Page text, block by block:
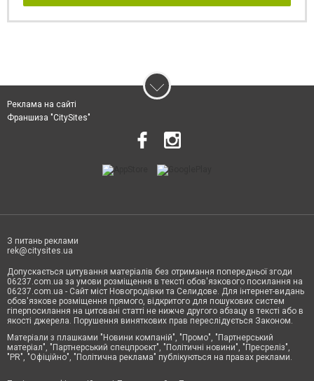
Реклама на сайті
Франшиза "CitySites"
З питань реклами
rek@citysites.ua
Допускається цитування матеріалів без отримання попередньої згоди
06237.com.ua за умови розміщення в тексті обов'язкового посилання на
06237.com.ua - Сайт міст Новогродівки та Селидове. Для інтернет-видань
обов'язкове розміщення прямого, відкритого для пошукових систем
гіперпосилання на цитовані статті не нижче другого абзацу в тексті або в
якості джерела. Порушення виняткових прав переслідується Законом.
Матеріали з плашками "Новини компаній", "Промо", "Партнерський
матеріал", "Партнерський спецпроєкт", "Політичні новини", "Пресреліз",
"PR", "Офіційно", "Політична реклама" публікуються на правах реклами.